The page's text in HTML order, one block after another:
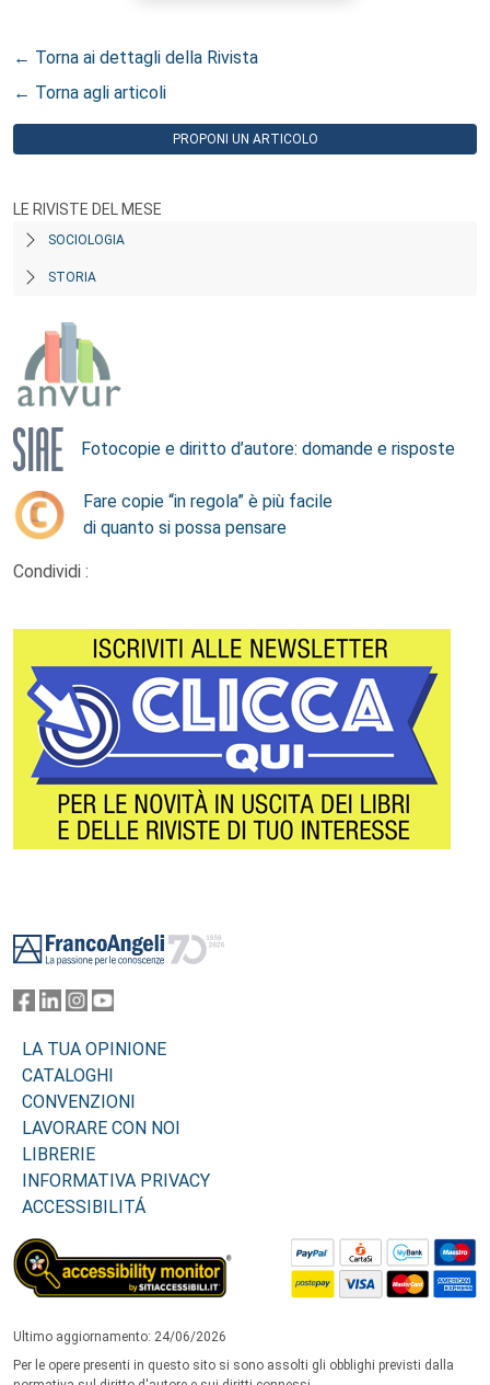
← Torna ai dettagli della Rivista
← Torna agli articoli
PROPONI UN ARTICOLO
LE RIVISTE DEL MESE
SOCIOLOGIA
STORIA
Fotocopie e diritto d’autore: domande e risposte
Fare copie “in regola” è più facile
di quanto si possa pensare
Condividi :
LA TUA OPINIONE
CATALOGHI
CONVENZIONI
LAVORARE CON NOI
LIBRERIE
INFORMATIVA PRIVACY
ACCESSIBILITÁ
Ultimo aggiornamento: 24/06/2026
Per le opere presenti in questo sito si sono assolti gli obblighi previsti dalla